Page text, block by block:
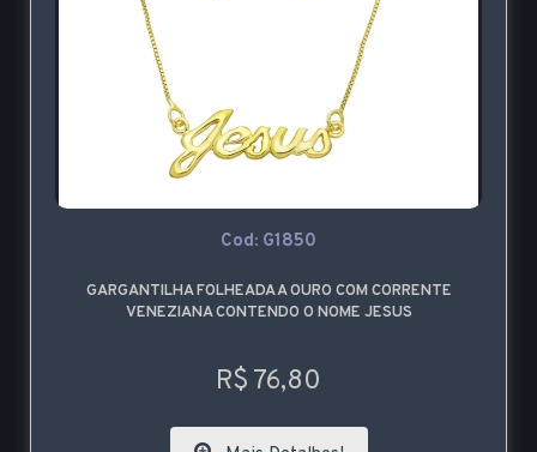
Cod: G1850
GARGANTILHA FOLHEADA A OURO COM CORRENTE
VENEZIANA CONTENDO O NOME JESUS
R$ 76,80